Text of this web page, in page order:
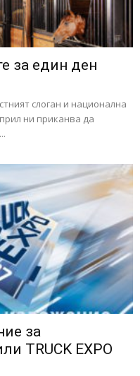
за един ден
слоган и национална
ни приканва да
за
TRUCK EXPO